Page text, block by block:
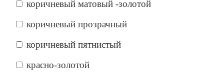
коричневый матовый -золотой
коричневый прозрачный
коричневый пятнистый
красно-золотой